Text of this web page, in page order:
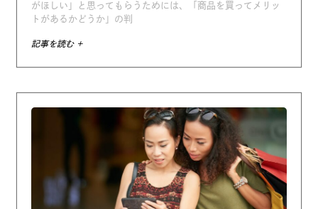
がほしい」と思ってもらうためには、「商品を買ってメリッ
トがあるかどうか」の判
記事を読む +